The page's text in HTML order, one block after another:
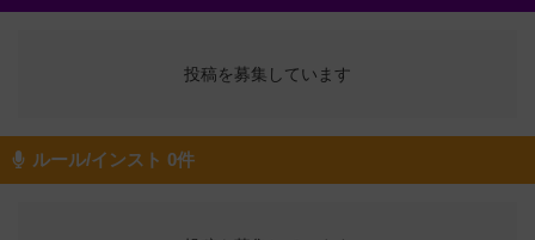
投稿を募集しています
ルール/インスト 0件